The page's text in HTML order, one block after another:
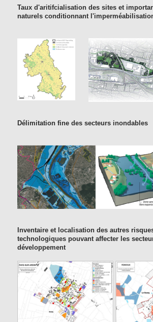
Taux d'aritifcialisation des sites et
naturels conditionnant
Délimitation fine des secteurs inondables
Inventaire et localisation des autres
technologiques pouvant affecter les
développement